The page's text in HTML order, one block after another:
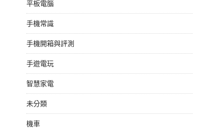
平板電腦
手機常識
手機開箱與評測
手遊電玩
智慧家電
未分類
機車